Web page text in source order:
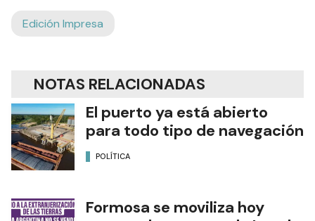
Edición Impresa
NOTAS RELACIONADAS
El puerto ya está abierto
para todo tipo de navegación
POLÍTICA
Formosa se moviliza hoy